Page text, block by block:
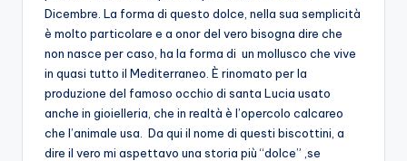
Dicembre. La forma di questo dolce, nella sua semplicità
è molto particolare e a onor del vero bisogna dire che
non nasce per caso, ha la forma di un mollusco che vive
in quasi tutto il Mediterraneo. È rinomato per la
produzione del famoso occhio di santa Lucia usato
anche in gioielleria, che in realtà è l’opercolo calcareo
che l’animale usa. Da qui il nome di questi biscottini, a
dire il vero mi aspettavo una storia più “dolce” ,se